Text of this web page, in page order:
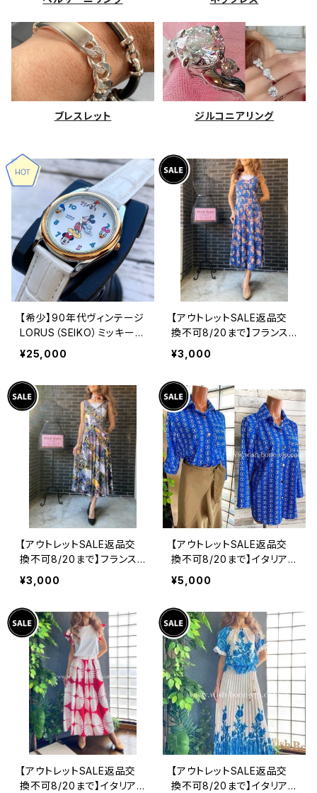
ブレスレット ジルコニアリング
【希少】90年代ヴィンテージ
LORUS（SEIKO）ミッキーマ
ウス 腕時計（RRS260） 1
990年代未使用品 電池交
LOR④
¥25,000
【アウトレットSALE返品交
換不可8/20まで】フランス
製インポート・ロング丈マキ
シワンピース｜フレアAライ
ルーフラワー(S)(L)
¥3,000
【アウトレットSALE返品交
換不可8/20まで】フランス
製インポート・ロング丈マキ
シワンピース｜フレアAライ
エロー系プリント
¥3,000
【アウトレットSALE返品交
換不可8/20まで】イタリア
製シャツ・ブラウス・トップス
｜Made in ITALY｜ロール
ャツ/ブルー
¥5,000
【アウトレットSALE返品交
換不可8/20まで】イタリア
【アウトレットSALE返品交
換不可8/20まで】イタリア